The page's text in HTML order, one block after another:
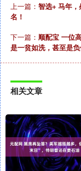
上一篇： 智选+ 马年
名！
下一篇： 顺配宝 一位
是一贫如洗，甚至是
相关文章